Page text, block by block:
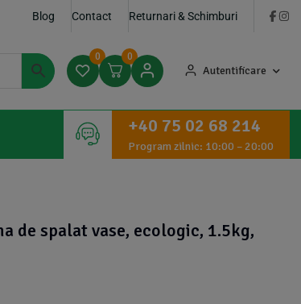
Blog Contact Returnari & Schimburi
0 0
Autentificare
+40 75 02 68 214
Program zilnic: 10:00 – 20:00
de spalat vase, ecologic, 1.5kg,